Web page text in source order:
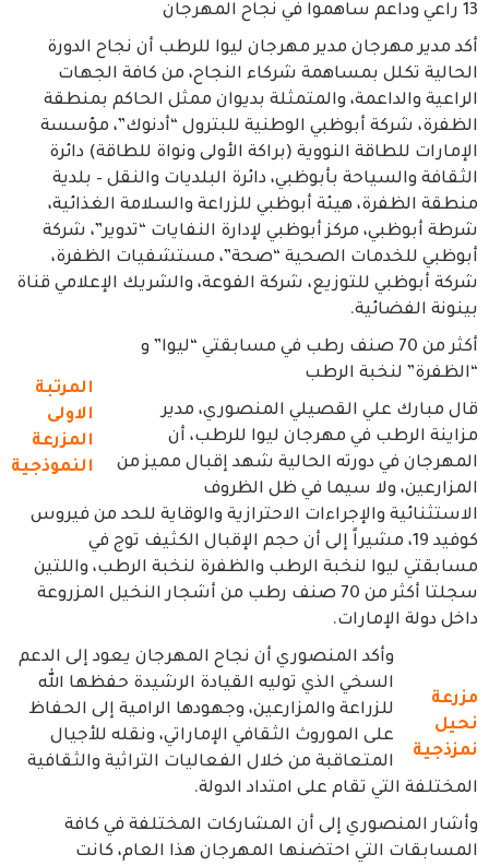
13 راعي وداعم ساهموا في نجاح المهرجان
أكد مدير مهرجان مدير مهرجان ليوا للرطب أن نجاح الدورة
الحالية تكلل بمساهمة شركاء النجاح، من كافة الجهات
الراعية والداعمة، والمتمثلة بديوان ممثل الحاكم بمنطقة
الظفرة، شركة أبوظبي الوطنية للبترول “أدنوك”، مؤسسة
الإمارات للطاقة النووية (براكة الأولى ونواة للطاقة) دائرة
الثقافة والسياحة بأبوظبي، دائرة البلديات والنقل – بلدية
منطقة الظفرة، هيئة أبوظبي للزراعة والسلامة الغذائية،
شرطة أبوظبي، مركز أبوظبي لإدارة النفايات “تدوير”، شركة
أبوظبي للخدمات الصحية “صحة”، مستشفيات الظفرة،
شركة أبوظبي للتوزيع، شركة الفوعة، والشريك الإعلامي قناة
بينونة الفضائية.
المرتبة
الاولى
المزرعة
النموذجية
أكثر من 70 صنف رطب في مسابقتي “ليوا” و
“الظفرة” لنخبة الرطب
قال مبارك علي القصيلي المنصوري، مدير
مزاينة الرطب في مهرجان ليوا للرطب، أن
المهرجان في دورته الحالية شهد إقبال مميز من
المزارعين، ولا سيما في ظل الظروف
الاستثنائية والإجراءات الاحترازية والوقاية للحد من فيروس
كوفيد 19، مشيراً إلى أن حجم الإقبال الكثيف توج في
مسابقتي ليوا لنخبة الرطب والظفرة لنخبة الرطب، واللتين
سجلتا أكثر من 70 صنف رطب من أشجار النخيل المزروعة
داخل دولة الإمارات.
مزرعة
نحيل
نمزذجية
وأكد المنصوري أن نجاح المهرجان يعود إلى الدعم
السخي الذي توليه القيادة الرشيدة حفظها الله
للزراعة والمزارعين، وجهودها الرامية إلى الحفاظ
على الموروث الثقافي الإماراتي، ونقله للأجيال
المتعاقبة من خلال الفعاليات التراثية والثقافية
المختلفة التي تقام على امتداد الدولة.
وأشار المنصوري إلى أن المشاركات المختلفة في كافة
المسابقات التي احتضنها المهرجان هذا العام، كانت